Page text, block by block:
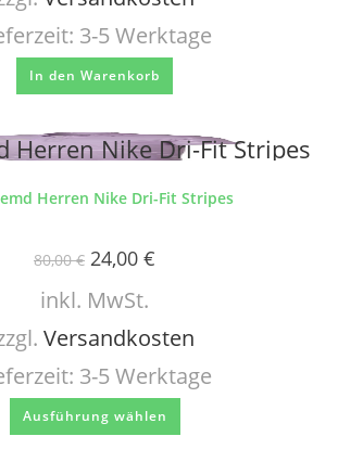
3-5 Werktage
In den Warenkorb
Herren Nike Dri-Fit Stripes
80,00€ 24,00 €
inkl. MwSt.
Versandkosten
3-5 Werktage
Ausführung wählen